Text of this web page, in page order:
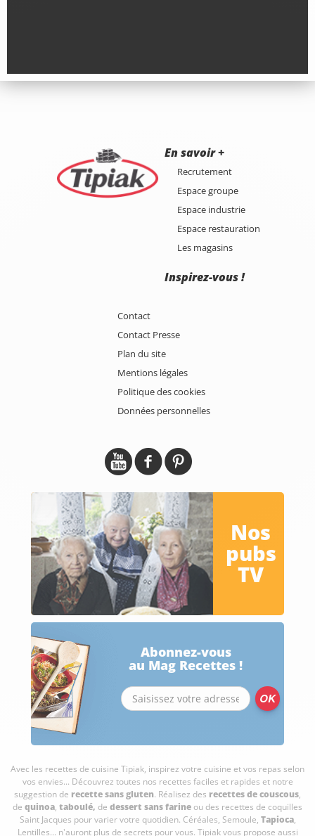
En savoir +
Recrutement
Espace groupe
Espace industrie
Espace restauration
Les magasins
Inspirez-vous !
Contact
Contact Presse
Plan du site
Mentions légales
Politique des cookies
Données personnelles
Nos
pubs
TV
Abonnez-vous
au Mag Recettes !
Avec les recettes de cuisine Tipiak, inspirez votre cuisine et vos repas selon
vos envies... Découvrez toutes nos recettes faciles et rapides et notre
suggestion de recette sans gluten. Réalisez des recettes de couscous,
de quinoa, taboulé, de dessert sans farine ou des recettes de coquilles
Saint Jacques pour varier votre quotidien. Céréales, Semoule, Tapioca,
Lentilles... n'auront plus de secrets pour vous. Tipiak vous propose aussi